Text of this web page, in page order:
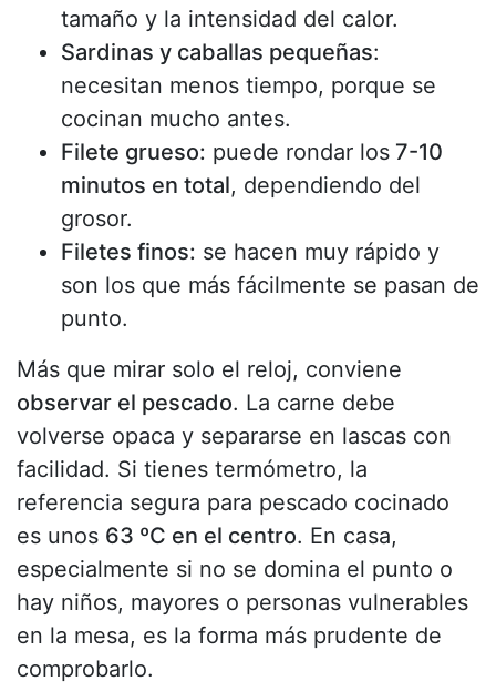
tamaño y la intensidad del calor.
Sardinas y caballas pequeñas:
necesitan menos tiempo, porque se
cocinan mucho antes.
Filete grueso: puede rondar los 7-10
minutos en total, dependiendo del
grosor.
Filetes finos: se hacen muy rápido y
son los que más fácilmente se pasan de
punto.
Más que mirar solo el reloj, conviene
observar el pescado. La carne debe
volverse opaca y separarse en lascas con
facilidad. Si tienes termómetro, la
referencia segura para pescado cocinado
es unos 63 ºC en el centro. En casa,
especialmente si no se domina el punto o
hay niños, mayores o personas vulnerables
en la mesa, es la forma más prudente de
comprobarlo.